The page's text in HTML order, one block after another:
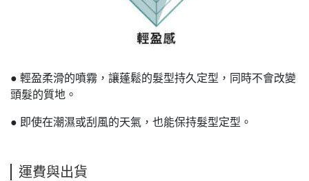
● 輕盈柔滑的噴霧，讓蓬鬆的髮型持久定型，同時不會改變
頭髮的質地。
● 即使在潮濕或刮風的天氣，也能保持髮型定型。
運費與出貨